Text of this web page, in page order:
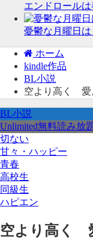
エンドロール
憂鬱な月曜日
ホーム
kindle作品
BL小説
空より高く 愛
BL小説
Unlimited無料読み放
切ない
甘々・ハッピー
青春
高校生
同級生
ハピエン
空より高く